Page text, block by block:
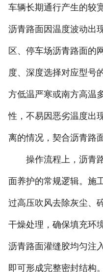
车辆长期通行产生的较
沥青路面因温度波动出
区、停车场沥青路面的
度、深度选择对应型号
方低温严寒或南方高温
性，不易因恶劣温度出
离的情况，契合沥青路
操作流程上，沥青路
面养护的常规逻辑。施
过高压吹风去除灰尘、
干燥处理，确保填充环
沥青路面灌缝胶均匀注
即可形成完整密封结构